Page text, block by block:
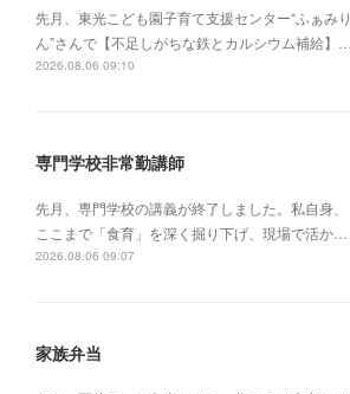
先月、東光こども園子育て支援センター“ふぁみり
ん”さんで【不足しがちな鉄とカルシウム補給】…
2026.08.06 09:10
専門学校非常勤講師
先月、専門学校の講義が終了しました。私自身、
ここまで「食育」を深く掘り下げ、現場で活か…
2026.08.06 09:07
家族弁当